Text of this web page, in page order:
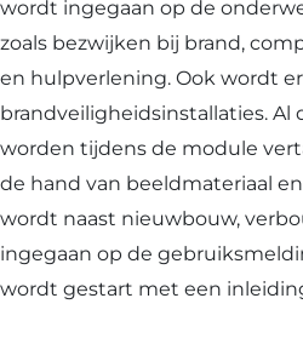
wordt ingegaan op de
zoals bezwijken bij brand,
en hulpverlening. Ook wordt
brandveiligheidsinstallaties. Al
worden tijdens de module
de hand van beeldmateriaal
wordt naast nieuwbouw,
ingegaan op de
wordt gestart met een